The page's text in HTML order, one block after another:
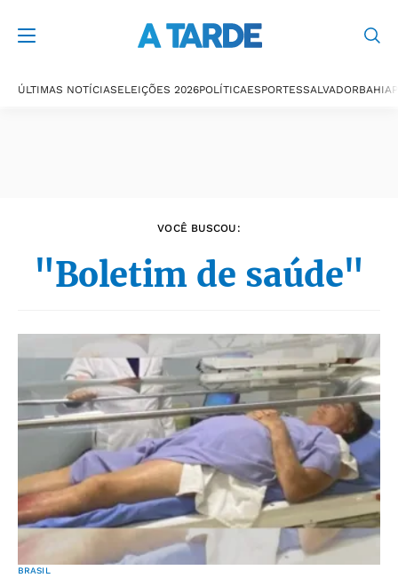
ÚLTIMAS NOTÍCIASELEIÇÕES 2026POLÍTICAESPORTESSALVADORBAHIA
VOCÊ BUSCOU:
"Boletim de saúde"
BRASIL